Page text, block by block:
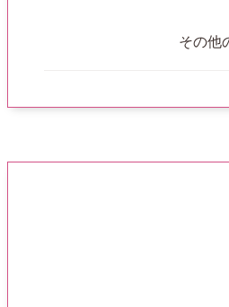
その他